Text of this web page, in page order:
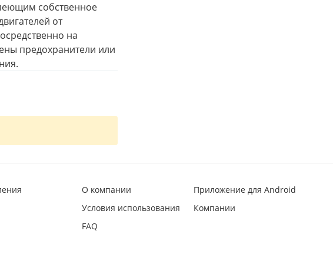
собственное
от
на
предохранители или
О компании
Условия использования
FAQ
Приложение для Android
Компании